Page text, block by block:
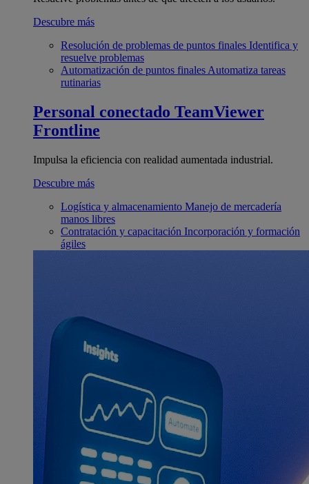
Descubre más
Resolución de problemas de puntos finales Identifica y
resuelve problemas
Automatización de puntos finales Automatiza tareas
rutinarias
Personal conectado TeamViewer
Frontline
Impulsa la eficiencia con realidad aumentada industrial.
Descubre más
Logística y almacenamiento Manejo de mercadería
manos libres
Contratación y capacitación Incorporación y formación
ágiles